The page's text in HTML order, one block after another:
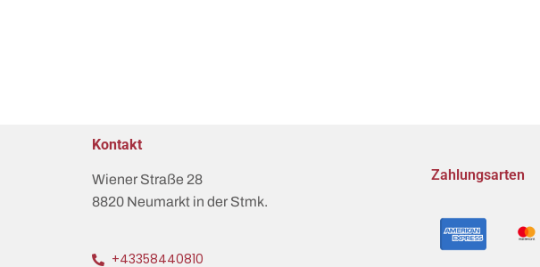
Kontakt
Wiener Straße 28
8820 Neumarkt in der Stmk.
+43358440810
Zahlungsarten